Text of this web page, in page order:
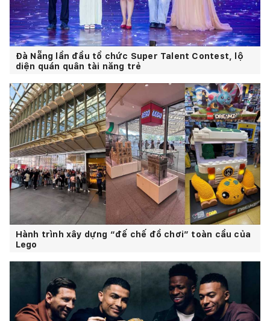
Đà Nẵng lần đầu tổ chức Super Talent Contest, lộ
diện quán quân tài năng trẻ
Hành trình xây dựng “đế chế đồ chơi” toàn cầu của
Lego